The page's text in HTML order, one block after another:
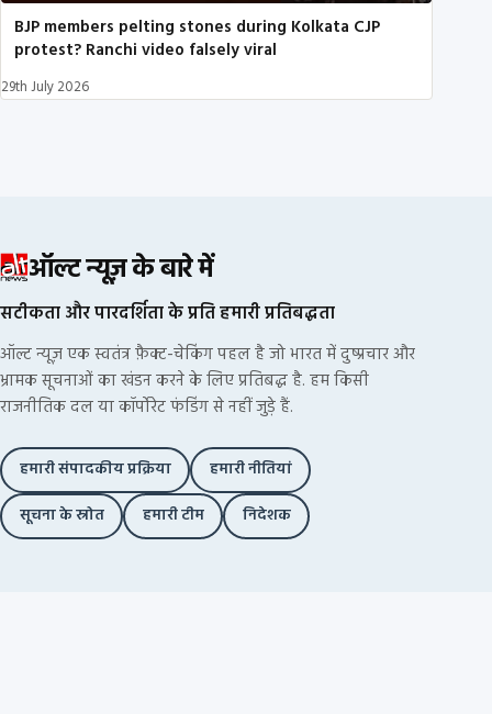
BJP members pelting stones during Kolkata CJP
protest? Ranchi video falsely viral
29th July 2026
ऑल्ट न्यूज़ के बारे में
सटीकता और पारदर्शिता के प्रति हमारी प्रतिबद्धता
ऑल्ट न्यूज़ एक स्वतंत्र फ़ैक्ट-चेकिंग पहल है जो भारत में दुष्प्रचार और
भ्रामक सूचनाओं का खंडन करने के लिए प्रतिबद्ध है. हम किसी
राजनीतिक दल या कॉर्पोरेट फंडिंग से नहीं जुड़े हैं.
हमारी संपादकीय प्रक्रिया
हमारी नीतियां
सूचना के स्रोत
हमारी टीम निदेशक